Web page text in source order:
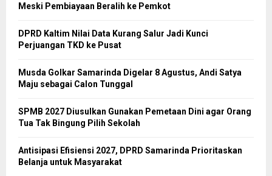
Meski Pembiayaan Beralih ke Pemkot
DPRD Kaltim Nilai Data Kurang Salur Jadi Kunci
Perjuangan TKD ke Pusat
Musda Golkar Samarinda Digelar 8 Agustus, Andi Satya
Maju sebagai Calon Tunggal
SPMB 2027 Diusulkan Gunakan Pemetaan Dini agar Orang
Tua Tak Bingung Pilih Sekolah
Antisipasi Efisiensi 2027, DPRD Samarinda Prioritaskan
Belanja untuk Masyarakat